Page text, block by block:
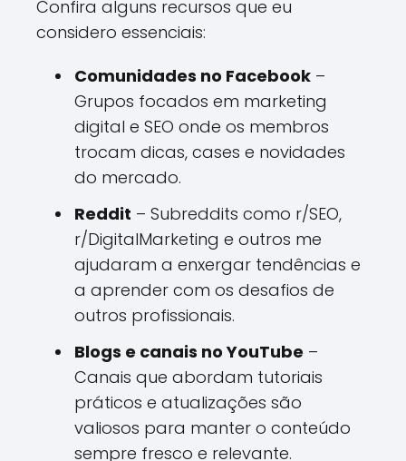
Confira alguns recursos que eu
considero essenciais:
Comunidades no Facebook –
Grupos focados em marketing
digital e SEO onde os membros
trocam dicas, cases e novidades
do mercado.
Reddit – Subreddits como r/SEO,
r/DigitalMarketing e outros me
ajudaram a enxergar tendências e
a aprender com os desafios de
outros profissionais.
Blogs e canais no YouTube –
Canais que abordam tutoriais
práticos e atualizações são
valiosos para manter o conteúdo
sempre fresco e relevante.